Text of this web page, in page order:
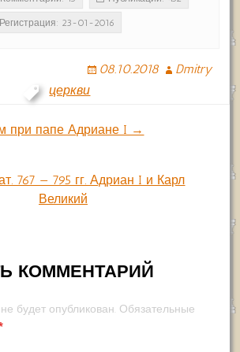
Регистрация: 23-01-2016
08.10.2018
Dmitry
церкви
при папе Адриане I →
767 — 795 гг. Адриан I и Карл
Великий
КОММЕНТАРИЙ
будет опубликован. Обязательные